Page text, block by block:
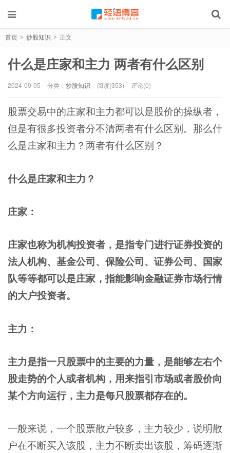
首页 > 炒股知识 > 正文
什么是庄家和主力 两者有什么区别
2024-09-05 分类： 炒股知识 阅读(353) 评论(0)
股票交易中的庄家和主力都可以是股价的操纵者，
但是有很多投资者分不清两者有什么区别。那么什
么是庄家和主力？两者有什么区别？
什么是庄家和主力？
庄家：
庄家也称为机构投资者，是指专门进行证券投资的
法人机构、基金公司、保险公司、证券公司、国家
队等等都可以是庄家，指能影响金融证券市场行情
的大户投资者。
主力：
主力是指一只股票中的主要的力量，是能够左右个
股走势的个人或者机构，用来指引市场或者股价向
某个方向运行，主力是每只股票都存在的。
一般来说，一个股票散户较多，主力较少，说明散
户在不断买入该股，主力不断卖出该股，筹码逐渐